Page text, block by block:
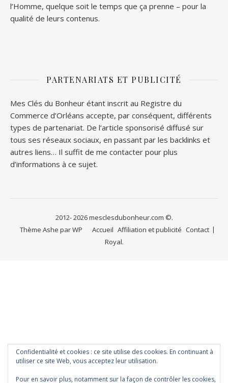
l’Homme, quelque soit le temps que ça prenne – pour la
qualité de leurs contenus.
PARTENARIATS ET PUBLICITÉ
Mes Clés du Bonheur étant inscrit au Registre du
Commerce d’Orléans accepte, par conséquent, différents
types de partenariat. De l’article sponsorisé diffusé sur
tous ses réseaux sociaux, en passant par les backlinks et
autres liens… Il suffit de me contacter pour plus
d’informations à ce sujet.
2012- 2026 mesclesdubonheur.com ©.
Accueil Affiliation et publicité Contact
Thème Ashe parWP
Royal.
Confidentialité et cookies : ce site utilise des cookies. En continuant à
utiliser ce site Web, vous acceptez leur utilisation.
Pour en savoir plus, notamment sur la façon de contrôler les cookies,